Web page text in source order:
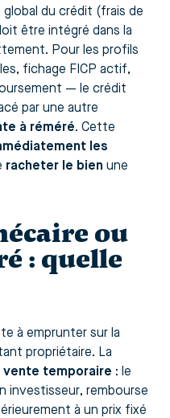
du crédit (frais de
être intégré dans la
Pour les profils
fichage FICP actif,
— le crédit
par une autre
à réméré. Cette
les
racheter le bien une
ou
: quelle
à emprunter sur la
propriétaire. La
vente temporaire : le
investisseur, rembourse
à un prix fixé